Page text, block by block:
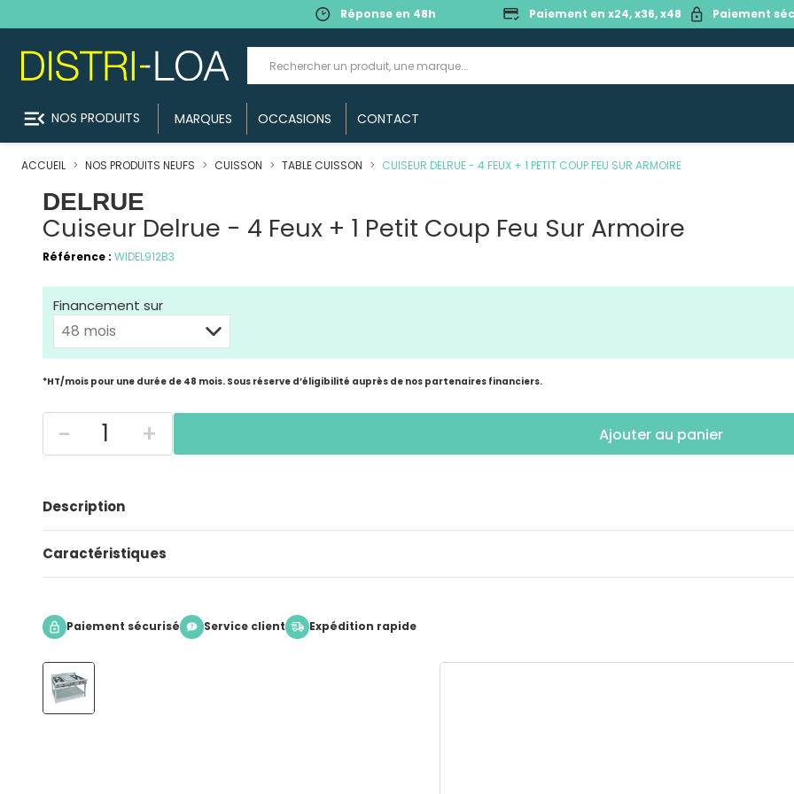
Réponse en 48h Paiement en x24, x36, x48 Paiement
menu_open NOS PRODUITS MARQUES OCCASIONS CONTACT
ACCUEIL NOS PRODUITS NEUFS CUISSON TABLE CUISSON CUISEUR DELRUE - 4 FEUX + 1 PETIT COUP FEU SUR ARMOIRE
DELRUE
Cuiseur Delrue - 4 Feux + 1 Petit Coup Feu Sur Armoire
Référence : WIDEL912B3
Financement sur
*HT/mois pour une durée de 48 mois. Sous réserve d’éligibilité auprès de nos partenaires financiers.
- + Ajouter au panier
Description
Caractéristiques
Paiement sécurisé Service client Expédition rapide